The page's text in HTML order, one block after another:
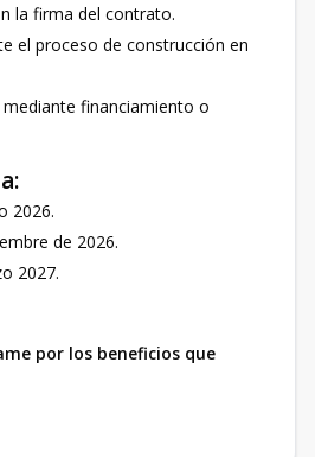
la firma del contrato.
el proceso de construcción en
financiamiento o
2026.
de 2026.
2027.
por los beneficios que